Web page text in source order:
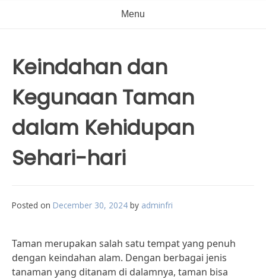
Menu
Keindahan dan
Kegunaan Taman
dalam Kehidupan
Sehari-hari
Posted on December 30, 2024 by adminfri
Taman merupakan salah satu tempat yang penuh
dengan keindahan alam. Dengan berbagai jenis
tanaman yang ditanam di dalamnya, taman bisa